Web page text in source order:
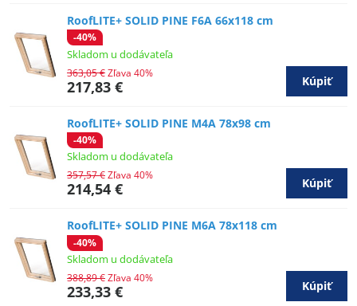
RoofLITE+ SOLID PINE F6A 66x118 cm
-40%
Skladom u dodávateľa
217,83 €
363,05 €Zľava 40%
Kúpiť
RoofLITE+ SOLID PINE M4A 78x98 cm
-40%
Skladom u dodávateľa
214,54 €
357,57 €Zľava 40%
Kúpiť
RoofLITE+ SOLID PINE M6A 78x118 cm
-40%
Skladom u dodávateľa
233,33 €
388,89 €Zľava 40%
Kúpiť